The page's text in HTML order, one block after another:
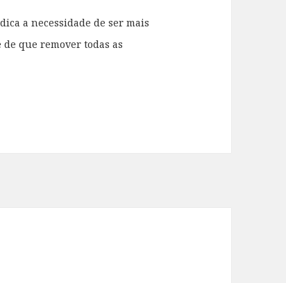
a necessidade de ser mais
que remover todas as